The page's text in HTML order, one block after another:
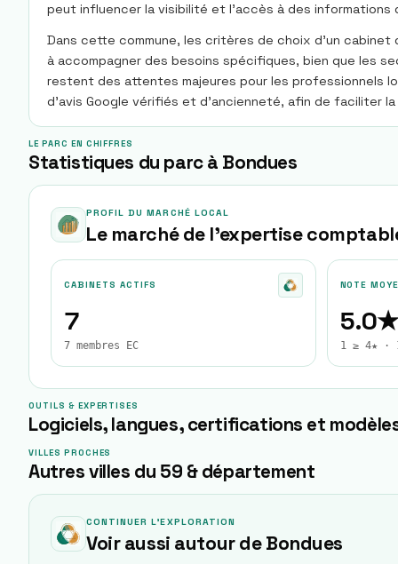
peut influencer la visibilité et l'accès à des
Dans cette commune, les critères de choix d'un
à accompagner des besoins spécifiques, bien que les
restent des attentes majeures pour les professionnels
d'avis Google vérifiés et d'ancienneté, afin de faciliter
LE PARC EN CHIFFRES
Statistiques du parc à Bondues
PROFIL DU MARCHÉ LOCAL
Le marché de l'expertise
CABINETS ACTIFS
7
7 membres EC
NOTE
5.0★
1 ≥ 4★ ·
OUTILS & EXPERTISES
Logiciels, langues, certifications et
VILLES PROCHES
Autres villes du 59 & département
CONTINUER L'EXPLORATION
Voir aussi autour deBondues